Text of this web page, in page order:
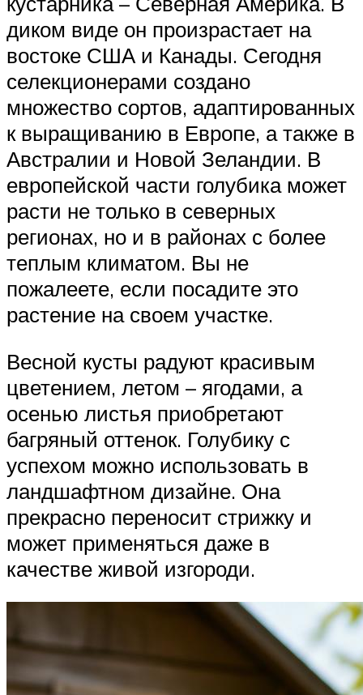
диком виде он произрастает на
востоке США и Канады. Сегодня
селекционерами создано
множество сортов, адаптированных
к выращиванию в Европе, а также в
Австралии и Новой Зеландии. В
европейской части голубика может
расти не только в северных
регионах, но и в районах с более
теплым климатом. Вы не
пожалеете, если посадите это
растение на своем участке.
Весной кусты радуют красивым
цветением, летом – ягодами, а
осенью листья приобретают
багряный оттенок. Голубику с
успехом можно использовать в
ландшафтном дизайне. Она
прекрасно переносит стрижку и
может применяться даже в
качестве живой изгороди.